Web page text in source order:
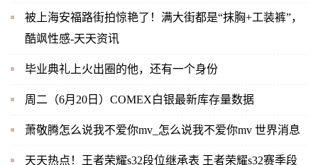
被上海安福路街拍惊艳了！满大街都是“抹胸+工装裤”，
酷飒性感-天天资讯
毕业典礼上火出圈的他，还有一个身份
周二（6月20日）COMEX白银最新库存量数据
萧敬腾怎么说我不爱你mv_怎么说我不爱你mv 世界消息
天天热点！王者荣耀s32段位继承表 王者荣耀s32赛季段